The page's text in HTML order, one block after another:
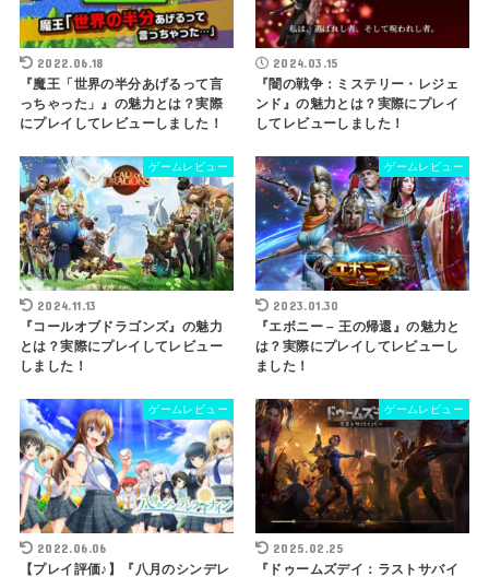
2022.06.18
『魔王「世界の半分あげるって言
っちゃった」』の魅力とは？実際
にプレイしてレビューしました！
2024.03.15
『闇の戦争：ミステリー・レジェ
ンド』の魅力とは？実際にプレイ
してレビューしました！
ゲームレビュー
2024.11.13
『コールオブドラゴンズ』の魅力
とは？実際にプレイしてレビュー
しました！
ゲームレビュー
2023.01.30
『エボニー – 王の帰還』の魅力と
は？実際にプレイしてレビューし
ました！
ゲームレビュー
2022.06.06
【プレイ評価♪】『八月のシンデレ
ゲームレビュー
2025.02.25
『ドゥームズデイ：ラストサバイ